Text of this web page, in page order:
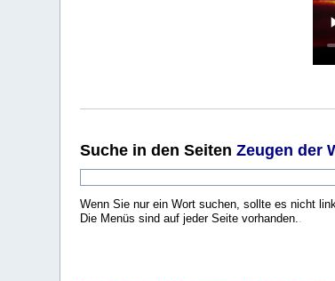
Suche in den SeitenZeugen der
Wenn Sie nur ein Wort suchen, sollte es nicht
Die Menüs sind auf jeder Seite vorhanden.